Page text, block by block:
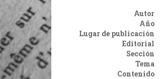
Autor
Año
Lugar de publicación
Editorial
Sección
Tema
Contenido